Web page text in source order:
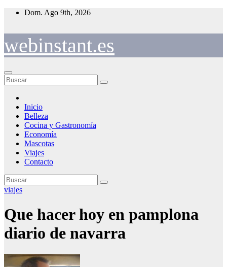
Saltar
Dom. Ago 9th, 2026
webinstant.es
Inicio
Belleza
Cocina y Gastronomía
Economía
Mascotas
Viajes
Contacto
viajes
Que hacer hoy en pamplona
diario de navarra